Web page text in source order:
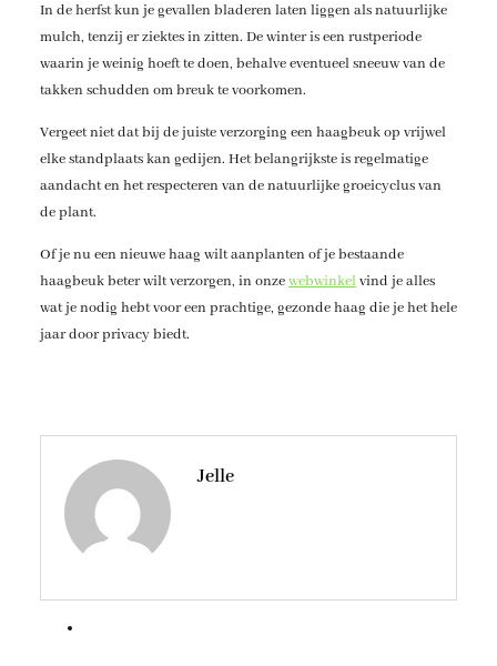
In de herfst kun je gevallen bladeren laten liggen als natuurlijke
mulch, tenzij er ziektes in zitten. De winter is een rustperiode
waarin je weinig hoeft te doen, behalve eventueel sneeuw van de
takken schudden om breuk te voorkomen.
Vergeet niet dat bij de juiste verzorging een haagbeuk op vrijwel
elke standplaats kan gedijen. Het belangrijkste is regelmatige
aandacht en het respecteren van de natuurlijke groeicyclus van
de plant.
Of je nu een nieuwe haag wilt aanplanten of je bestaande
haagbeuk beter wilt verzorgen, in onzewebwinkelvind je alles
wat je nodig hebt voor een prachtige, gezonde haag die je het hele
jaar door privacy biedt.
Jelle